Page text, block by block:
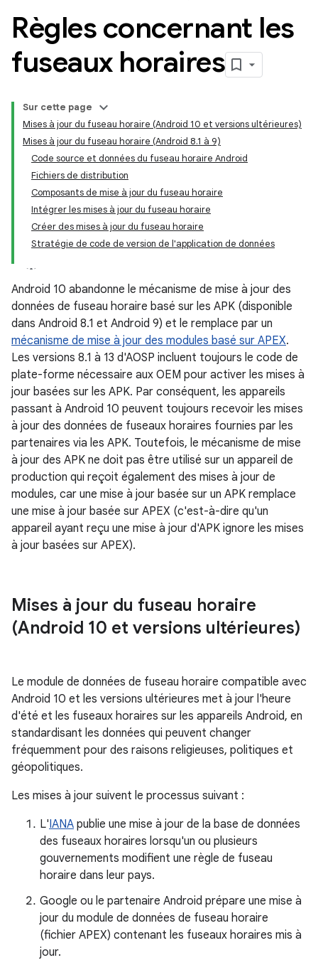
Règles concernant les
fuseaux horaires
Sur cette page
Mises à jour du fuseau horaire (Android 10 et versions ultérieures)
Mises à jour du fuseau horaire (Android 8.1 à 9)
Code source et données du fuseau horaire Android
Fichiers de distribution
Composants de mise à jour du fuseau horaire
Intégrer les mises à jour du fuseau horaire
Créer des mises à jour du fuseau horaire
Stratégie de code de version de l'application de données
Android 10 abandonne le mécanisme de mise à jour des
données de fuseau horaire basé sur les APK (disponible
dans Android 8.1 et Android 9) et le remplace par un
mécanisme de mise à jour des modules basé sur APEX.
Les versions 8.1 à 13 d'AOSP incluent toujours le code de
plate-forme nécessaire aux OEM pour activer les mises à
jour basées sur les APK. Par conséquent, les appareils
passant à Android 10 peuvent toujours recevoir les mises
à jour des données de fuseaux horaires fournies par les
partenaires via les APK. Toutefois, le mécanisme de mise
à jour des APK ne doit pas être utilisé sur un appareil de
production qui reçoit également des mises à jour de
modules, car une mise à jour basée sur un APK remplace
une mise à jour basée sur APEX (c'est-à-dire qu'un
appareil ayant reçu une mise à jour d'APK ignore les mises
à jour basées sur APEX).
Mises à jour du fuseau horaire
(Android 10 et versions ultérieures)
Le module de données de fuseau horaire compatible avec
Android 10 et les versions ultérieures met à jour l'heure
d'été et les fuseaux horaires sur les appareils Android, en
standardisant les données qui peuvent changer
fréquemment pour des raisons religieuses, politiques et
géopolitiques.
Les mises à jour suivent le processus suivant :
L'IANA publie une mise à jour de la base de données
des fuseaux horaires lorsqu'un ou plusieurs
gouvernements modifient une règle de fuseau
horaire dans leur pays.
Google ou le partenaire Android prépare une mise à
jour du module de données de fuseau horaire
(fichier APEX) contenant les fuseaux horaires mis à
jour.